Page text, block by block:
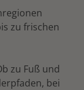
zu frischen
zu Fuß und
bei